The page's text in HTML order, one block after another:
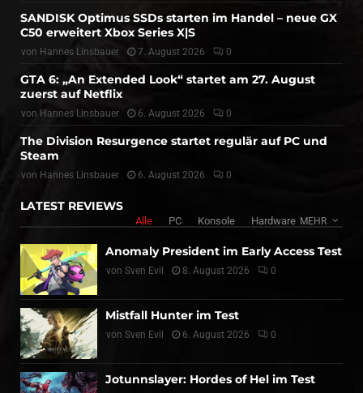
SANDISK Optimus SSDs starten im Handel – neue GX
C50 erweitert Xbox Series X|S
von Hannes Linsbauer 7. August 2026 0
GTA 6: „An Extended Look“ startet am 27. August
zuerst auf Netflix
von Hannes Linsbauer 6. August 2026 0
The Division Resurgence startet regulär auf PC und
Steam
von Hannes Linsbauer 6. August 2026 0
LATEST REVIEWS
Alle PC Konsole Hardware MEHR
Anomaly President im Early Access Test
von Sven Evil 8. August 2026 0
Mistfall Hunter im Test
von Sven Evil 6. August 2026 0
Jotunnslayer: Hordes of Hel im Test